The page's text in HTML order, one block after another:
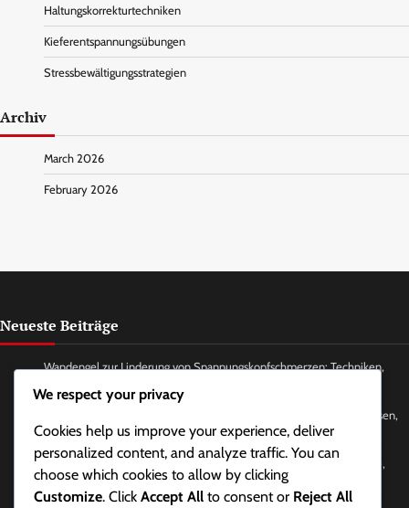
Haltungskorrekturtechniken
Kieferentspannungsübungen
Stressbewältigungsstrategien
Archiv
March 2026
February 2026
Neueste Beiträge
Wandengel zur Linderung von Spannungskopfschmerzen: Techniken,
Gesichtsyoga zur Linderung von Kiefer- und Nackenspannungen: Posen,
Häufigkeit, Vorteile
Zeitmanagement-Techniken zur Stressreduktion: Methoden, Vorteile,
Werkzeuge
We respect your privacy
Cookies help us improve your experience, deliver
personalized content, and analyze traffic. You can
choose which cookies to allow by clicking
Customize. Click Accept All to consent or Reject All